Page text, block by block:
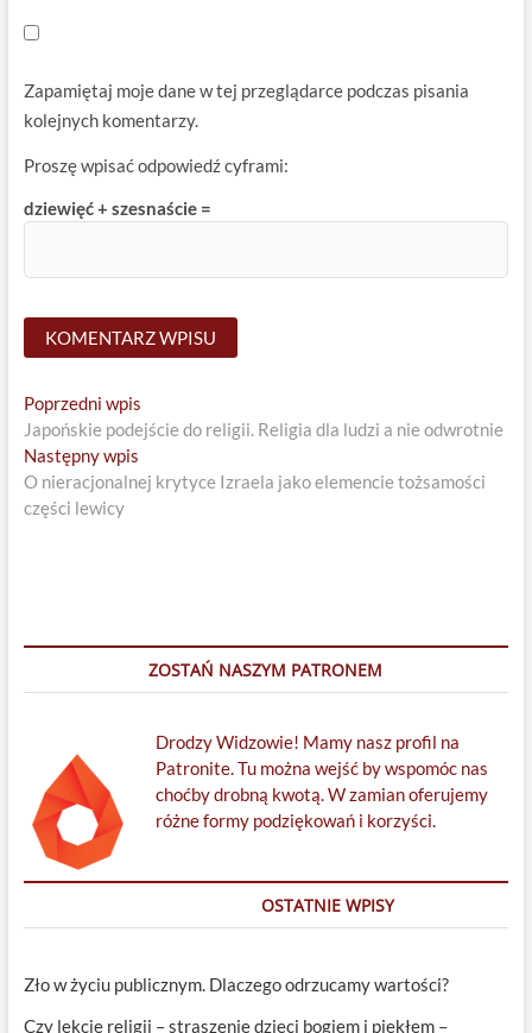
Zapamiętaj moje dane w tej przeglądarce podczas pisania
kolejnych komentarzy.
Proszę wpisać odpowiedź cyframi:
dziewięć + szesnaście =
Nawigacja
wpisu
Poprzedni wpisPrevious
post:
Japońskie podejście do religii. Religia dla ludzi a nie odwrotnie
Następny wpisNext
post:
O nieracjonalnej krytyce Izraela jako elemencie tożsamości
części lewicy
ZOSTAŃ NASZYM PATRONEM
Drodzy Widzowie! Mamy nasz profil na
Patronite. Tu można wejść by wspomóc nas
choćby drobną kwotą. W zamian oferujemy
różne formy podziękowań i korzyści.
OSTATNIE WPISY
Zło w życiu publicznym. Dlaczego odrzucamy wartości?
Czy lekcje religii – straszenie dzieci bogiem i piekłem –